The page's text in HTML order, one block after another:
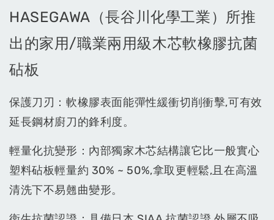
HASEGAWA（長谷川化學工業）所推
出的家用/職業兩用級木芯軟橡膠抗菌
砧板
保護刀刃：軟橡膠表面能彈性緩衝切削衝擊,可有效
延長鋼材廚刀的鋒利度。
輕量化抗變形：內部獨家木芯結構讓它比一般實心
塑料砧板輕量約 30% ~ 50%,拿取更輕鬆,且在高溫
清洗下不易翹曲變形。